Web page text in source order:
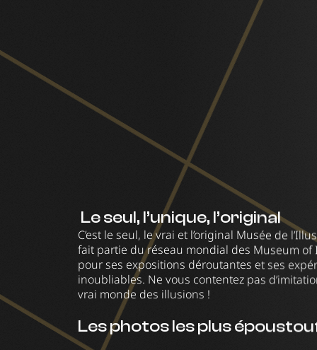
Le seul, l’unique, l’original
C’est le seul, le vrai et l’original Musée de
fait partie du réseau mondial des Museum of
pour ses expositions déroutantes et ses
inoubliables. Ne vous contentez pas
vrai monde des illusions !
Les photos les plus